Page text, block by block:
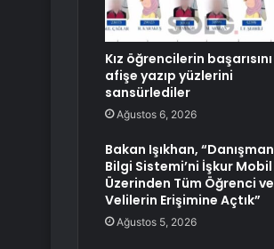
Kız öğrencilerin başarısını
afişe yazıp yüzlerini
sansürlediler
Ağustos 6, 2026
Bakan Işıkhan, “Danışman
Bilgi Sistemi’ni İşkur Mobil
Üzerinden Tüm Öğrenci ve
Velilerin Erişimine Açtık”
Ağustos 5, 2026